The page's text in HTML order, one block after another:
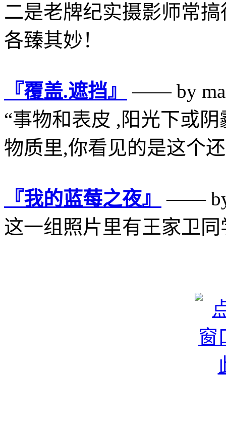
二是老牌纪实摄影师常
各臻其妙！
『覆盖.遮挡』
—— by
“事物和表皮 ,阳光下或
物质里,你看见的是这个
『我的蓝莓之夜』
—— by
这一组照片里有王家卫同